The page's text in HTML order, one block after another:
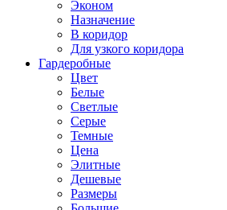
Эконом
Назначение
В коридор
Для узкого коридора
Гардеробные
Цвет
Белые
Светлые
Серые
Темные
Цена
Элитные
Дешевые
Размеры